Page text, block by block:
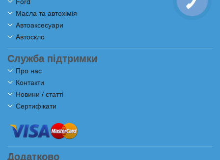
Масла та автохімія
Автоаксесуари
Автоскло
Служба підтримки
Про нас
Контакти
Новини / статті
Сертифікати
Додатково